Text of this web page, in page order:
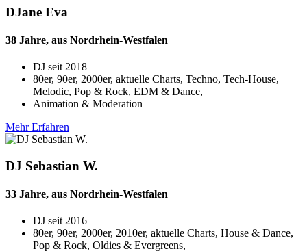
DJane Eva
38 Jahre, aus Nordrhein-Westfalen
DJ seit 2018
80er, 90er, 2000er, aktuelle Charts, Techno, Tech-House,
Melodic, Pop & Rock, EDM & Dance,
Animation & Moderation
Mehr Erfahren
DJ Sebastian W.
33 Jahre, aus Nordrhein-Westfalen
DJ seit 2016
80er, 90er, 2000er, 2010er, aktuelle Charts, House & Dance,
Pop & Rock, Oldies & Evergreens,